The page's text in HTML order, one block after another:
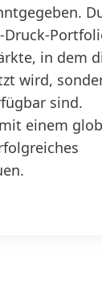
Druck-
in dem
wird,
sind.
einem